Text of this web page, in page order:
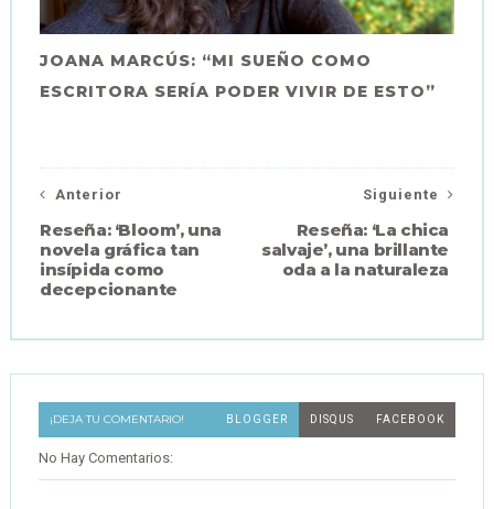
JOANA MARCÚS: “MI SUEÑO COMO
ESCRITORA SERÍA PODER VIVIR DE ESTO”
Siguiente
Reseña: ‘La chica
salvaje’, una brillante
oda a la naturaleza
Anterior
Reseña: ‘Bloom’, una
novela gráfica tan
insípida como
decepcionante
¡DEJA TU COMENTARIO! BLOGGER DISQUS FACEBOOK
No Hay Comentarios: